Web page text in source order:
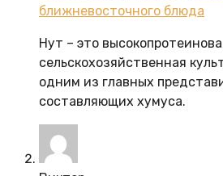
ближневосточного блюда
Нут – это
сельскохозяйственная
одним из главных
составляющих хумуса.